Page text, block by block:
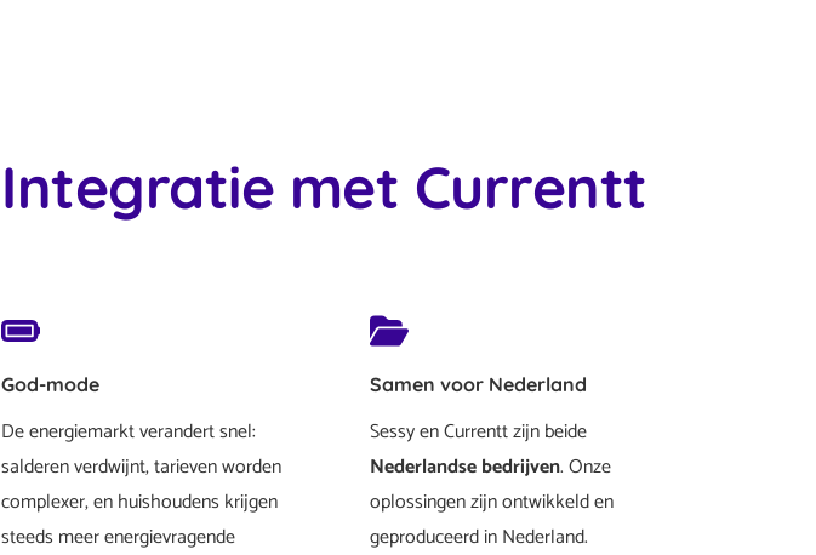
Integratie met Currentt
God-mode
De energiemarkt verandert snel:
salderen verdwijnt, tarieven worden
complexer, en huishoudens krijgen
steeds meer energievragende
Samen voor Nederland
Sessy en Currentt zijn beide
Nederlandse bedrijven. Onze
oplossingen zijn ontwikkeld en
geproduceerd in Nederland.